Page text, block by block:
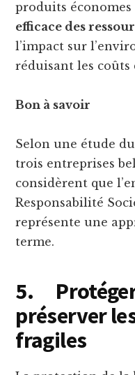
produits
efficace des
l’impact sur
réduisant les coûts
Bon à savoir
Selon une étude
trois entreprises
considèrent que
Responsabilité
représente une
terme.
5.
préserver
fragiles